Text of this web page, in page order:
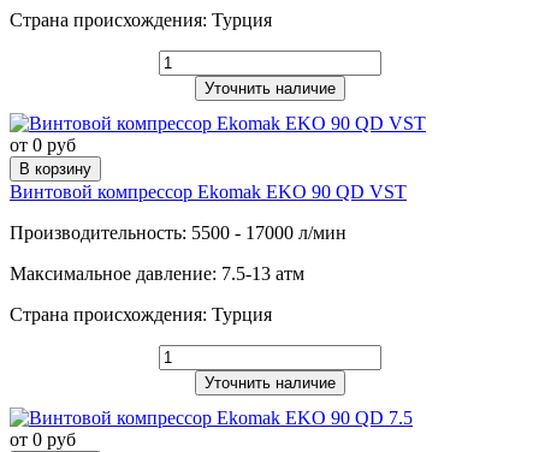
Страна происхождения: Турция
Уточнить наличие
от 0 руб
В корзину
Винтовой компрессор Ekomak EKO 90 QD VST
Производительность: 5500 - 17000 л/мин
Максимальное давление: 7.5-13 атм
Страна происхождения: Турция
Уточнить наличие
от 0 руб